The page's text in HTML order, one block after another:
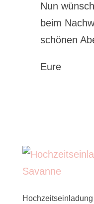
Nun
beim
schönen
Eure